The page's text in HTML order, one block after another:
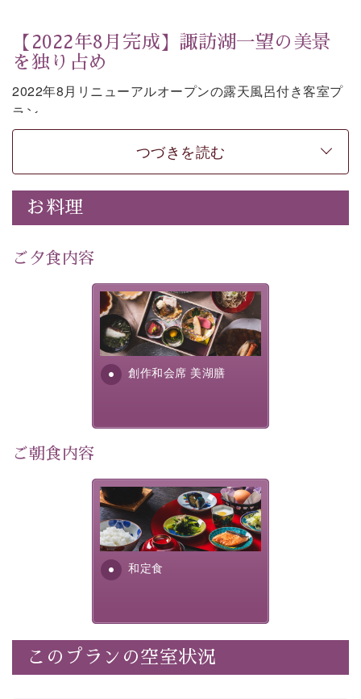
【2022年8月完成】諏訪湖一望の美景
を独り占め
2022年8月リニューアルオープンの露天風呂付き客室プ
ラン。
お部屋の露天風呂で清らかな源泉に抱かれながら、眼下
に広がる諏訪湖を一望いただけます。
上質な装飾を施した和モダンのお部屋は段差がない等の
使いやすさにも配慮しました。
時の移り変わりとともに刻々と変わる諏訪湖を眺めなが
落防止ワイヤーを設置しております。
-----------【安心への取り組み】----------
個室料亭、貸切風呂のご利用が可能な上、 安心安全にご
滞在いただけるよう
30項目以上からなる独自の衛生・消毒プログラムの基、
■内容&特典■
・露天風呂付き客室のご利用
・朝夕個室料亭で個室食
・諏訪大社4社を巡る無料参拝バス（事前予約制）
・館内着をご用意
・就寝用パジャマをご用意
・環境に配慮したアメニティをご用意
・チェックイン15時、チェックアウト10時
つづきを読む
お料理
ご夕食内容
創作和会席 美湖膳
美湖膳とは諏訪の地で特別を
提供する為に料理長・神原 裕
明が考え出した創作和会席で
す。美しい諏訪湖の幸...
ご朝食内容
和定食
さっぱりとした和食膳に使わ
れる食材は、諏訪の名産品を
ふんだんに取り入れ、安心・
安全を心掛けた長野県産...
このプランの空室状況